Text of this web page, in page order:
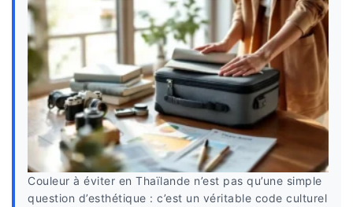
Couleur à éviter en Thaïlande n’est pas qu’une simple
question d’esthétique : c’est un véritable code culturel